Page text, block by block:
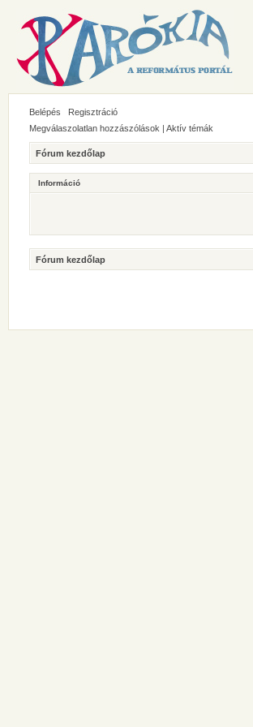
Belépés Regisztráció
Megválaszolatlan hozzászólások | Aktív témák
Fórum kezdőlap
Információ
Fórum kezdőlap